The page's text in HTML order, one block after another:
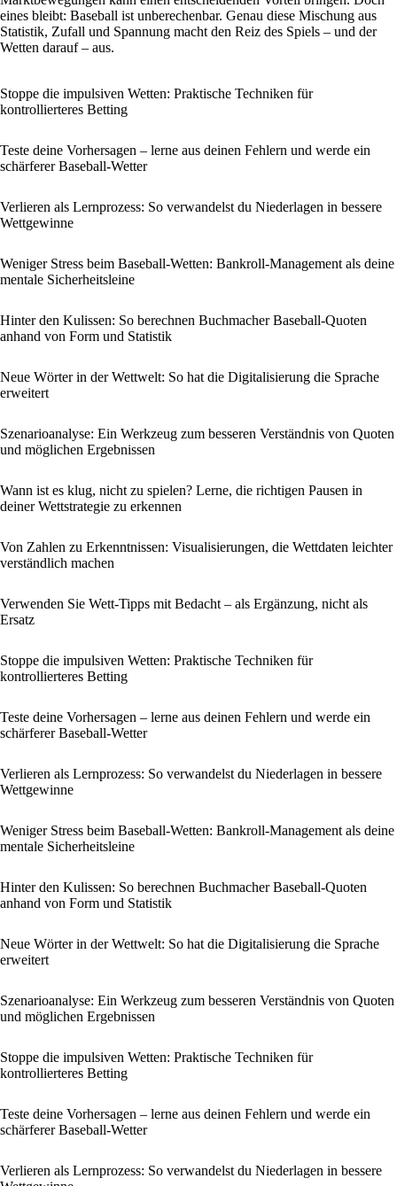
eines bleibt: Baseball ist unberechenbar. Genau diese Mischung aus
Statistik, Zufall und Spannung macht den Reiz des Spiels – und der
Wetten darauf – aus.
Stoppe die impulsiven Wetten: Praktische Techniken für
kontrollierteres Betting
Teste deine Vorhersagen – lerne aus deinen Fehlern und werde ein
schärferer Baseball-Wetter
Verlieren als Lernprozess: So verwandelst du Niederlagen in bessere
Wettgewinne
Weniger Stress beim Baseball-Wetten: Bankroll-Management als deine
mentale Sicherheitsleine
Hinter den Kulissen: So berechnen Buchmacher Baseball-Quoten
anhand von Form und Statistik
Neue Wörter in der Wettwelt: So hat die Digitalisierung die Sprache
erweitert
Szenarioanalyse: Ein Werkzeug zum besseren Verständnis von Quoten
und möglichen Ergebnissen
Wann ist es klug, nicht zu spielen? Lerne, die richtigen Pausen in
deiner Wettstrategie zu erkennen
Von Zahlen zu Erkenntnissen: Visualisierungen, die Wett­daten leichter
verständlich machen
Verwenden Sie Wett-Tipps mit Bedacht – als Ergänzung, nicht als
Ersatz
Stoppe die impulsiven Wetten: Praktische Techniken für
kontrollierteres Betting
Teste deine Vorhersagen – lerne aus deinen Fehlern und werde ein
schärferer Baseball-Wetter
Verlieren als Lernprozess: So verwandelst du Niederlagen in bessere
Wettgewinne
Weniger Stress beim Baseball-Wetten: Bankroll-Management als deine
mentale Sicherheitsleine
Hinter den Kulissen: So berechnen Buchmacher Baseball-Quoten
anhand von Form und Statistik
Neue Wörter in der Wettwelt: So hat die Digitalisierung die Sprache
erweitert
Szenarioanalyse: Ein Werkzeug zum besseren Verständnis von Quoten
und möglichen Ergebnissen
Stoppe die impulsiven Wetten: Praktische Techniken für
kontrollierteres Betting
Teste deine Vorhersagen – lerne aus deinen Fehlern und werde ein
schärferer Baseball-Wetter
Verlieren als Lernprozess: So verwandelst du Niederlagen in bessere